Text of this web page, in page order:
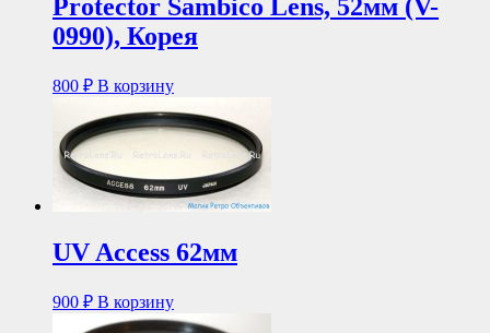
Protector Sambico Lens, 52мм (V-
0990), Корея
800 ₽ В корзину
UV Access 62мм
900 ₽ В корзину